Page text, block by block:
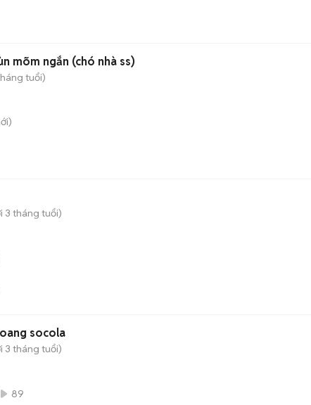
mõm ngắn (chó nhà ss)
tuổi)
3 tháng tuổi)
socola
3 tháng tuổi)
89